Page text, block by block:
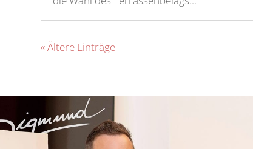
« Ältere Einträge